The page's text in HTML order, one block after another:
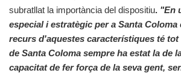
subratllat la importància del dispositiu. "En
especial i estratègic per a Santa
recurs d'aquestes característiques té
de Santa Coloma sempre ha estat la de
capacitat de fer força de la seva gent,